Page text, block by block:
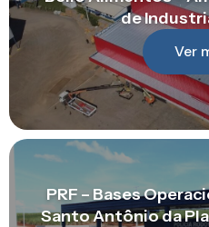
de
Ver
PRF – Bases
Santo Antônio da